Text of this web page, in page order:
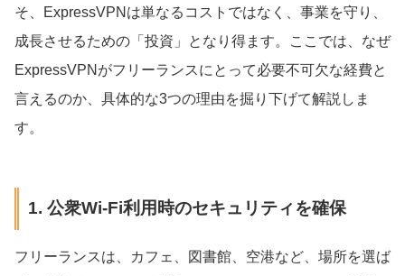
そ、ExpressVPNは単なるコストではなく、事業を守り、
成長させるための「投資」となり得ます。ここでは、なぜ
ExpressVPNがフリーランスにとって必要不可欠な経費と
言えるのか、具体的な3つの理由を掘り下げて解説しま
す。
1. 公衆Wi-Fi利用時のセキュリティを確保
フリーランスは、カフェ、図書館、空港など、場所を選ば